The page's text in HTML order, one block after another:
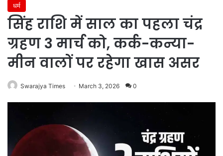
धर्म
सिंह राशि में साल का पहला चंद्र
ग्रहण 3 मार्च को, कर्क-कन्या-
मीन वालों पर रहेगा खास असर
Swarajya Times March 3, 2026 0